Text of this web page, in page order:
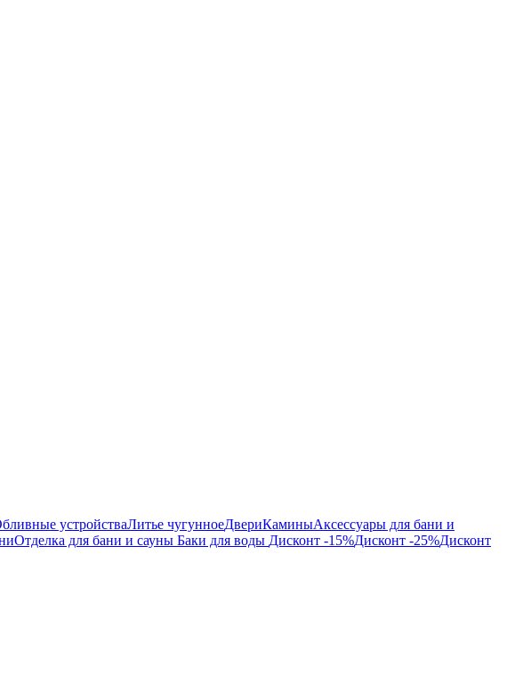
устройстваЛитье чугунноеДвериКаминыАксессуары для бани и
Отделка для бани и сауны Баки для воды Дисконт -15%Дисконт -25%Дисконт